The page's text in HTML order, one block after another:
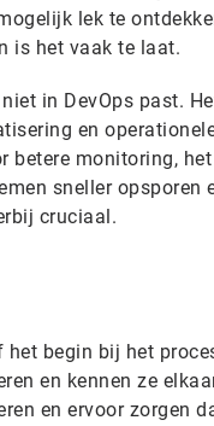
lek te
is het vaak te laat.
niet in DevOps past.
en
betere monitoring,
sneller opsporen
cruciaal.
het begin bij het
en kennen ze
en ervoor zorgen